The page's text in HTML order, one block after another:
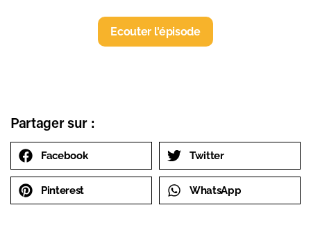
Ecouter l'épisode
Partager sur :
Facebook Twitter
Pinterest WhatsApp